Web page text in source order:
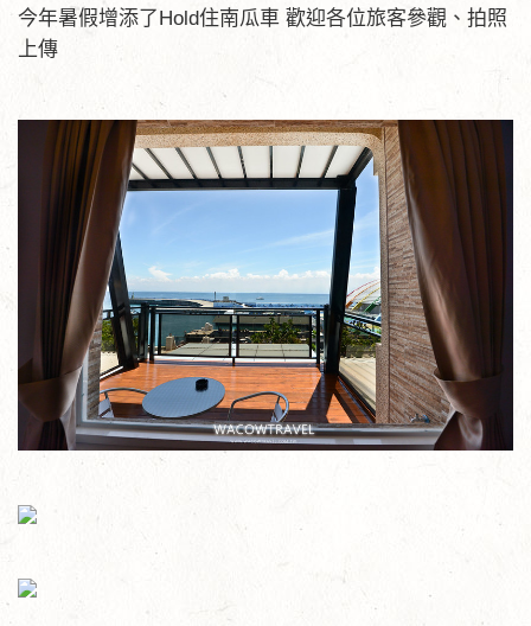
今年暑假增添了Hold住南瓜車 歡迎各位旅客參觀、拍照
上傳